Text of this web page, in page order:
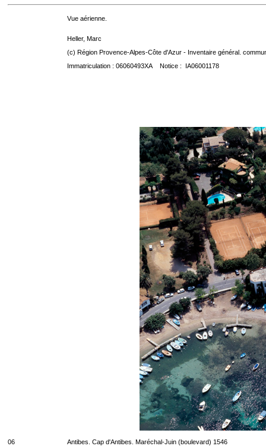
Vue aérienne.
Heller, Marc
(c) Région Provence-Alpes-Côte d'Azur - Inventaire général.
Immatriculation : 06060493XA Notice : IA06001178
06 Antibes. Cap d'Antibes. Maréchal-Juin (boulevard) 1546